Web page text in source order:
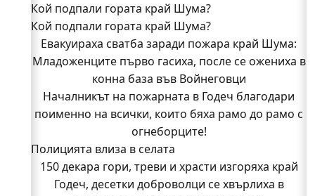
Кой подпали гората край Шума?
Младежи от Люлин и Део сред първите
доброволци на пожара край Шума (СНИМКИ)
Началникът на пожарната в Годеч благодари
поименно на всички, които бяха рамо до рамо с
огнеборците!
150 декара гори, треви и храсти изгоряха край
Годеч, десетки доброволци се хвърлиха в
битката с огъня (СНИМКИ/ВИДЕО)
Полицията влиза в селата
Възможни са прекъсвания на тока утре в части
Кой подпали гората край Шума?
Евакуираха сватба заради пожара край Шума:
Младоженците първо гасиха, после се ожениха в
конна база във Войнеговци
Началникът на пожарната в Годеч благодари
поименно на всички, които бяха рамо до рамо с
огнеборците!
Полицията влиза в селата
150 декара гори, треви и храсти изгоряха край
Годеч, десетки доброволци се хвърлиха в